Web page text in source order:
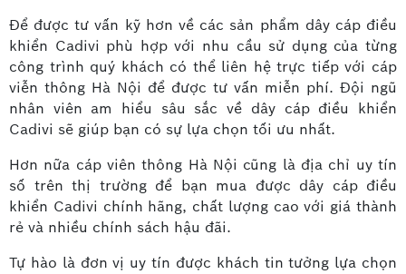
Để được tư vấn kỹ hơn về các sản phẩm dây cáp điều
khiển Cadivi phù hợp với nhu cầu sử dụng của từng
công trình quý khách có thể liên hệ trực tiếp với cáp
viễn thông Hà Nội để được tư vấn miễn phí. Đội ngũ
nhân viên am hiểu sâu sắc về dây cáp điều khiển
Cadivi sẽ giúp bạn có sự lựa chọn tối ưu nhất.
Hơn nữa cáp viên thông Hà Nội cũng là địa chỉ uy tín
số trên thị trường để bạn mua được dây cáp điều
khiển Cadivi chính hãng, chất lượng cao với giá thành
rẻ và nhiều chính sách hậu đãi.
Tự hào là đơn vị uy tín được khách tin tưởng lựa chọn